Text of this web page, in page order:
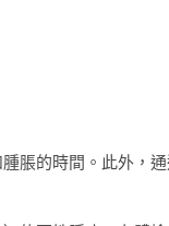
脹的時間。此外，